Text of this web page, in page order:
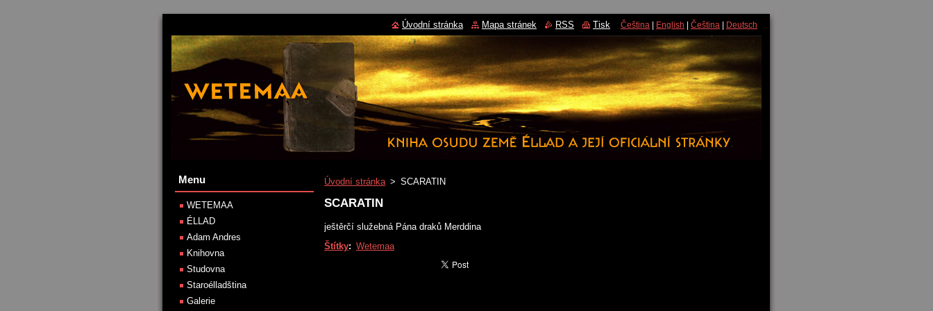
Úvodní stránka > SCARATIN
SCARATIN
ještěrčí služebná Pána draků Merddina
Štítky: Wetemaa
Menu
WETEMAA
ÉLLAD
Adam Andres
Knihovna
Studovna
Staroélladština
Galerie
Úvodní stránka Mapa stránek RSS Tisk Čeština English Čeština Deutsch